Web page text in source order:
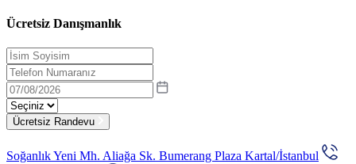
Ücretsiz Danışmanlık
Ücretsiz Randevu
Soğanlık Yeni Mh. Aliağa Sk. Bumerang Plaza Kartal/İstanbul